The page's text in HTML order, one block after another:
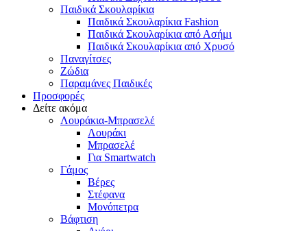
Παιδικά Σκουλαρίκια
Παιδικά Σκουλαρίκια Fashion
Παιδικά Σκουλαρίκια από Ασήμι
Παιδικά Σκουλαρίκια από Χρυσό
Παναγίτσες
Ζώδια
Παραμάνες Παιδικές
Προσφορές
Δείτε ακόμα
Λουράκια-Μπρασελέ
Λουράκι
Μπρασελέ
Για Smartwatch
Γάμος
Βέρες
Στέφανα
Μονόπετρα
Βάφτιση